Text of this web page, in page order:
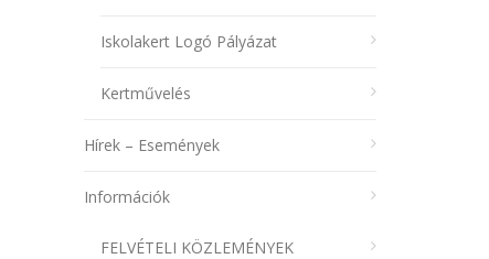
Iskolakert Logó Pályázat
Kertművelés
Hírek – Események
Információk
FELVÉTELI KÖZLEMÉNYEK